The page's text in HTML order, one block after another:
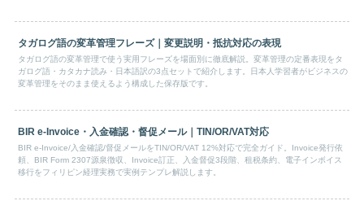
タガログ語の変革管理フレーズ｜変更説明・抵抗対応の表現
タガログ語の変革管理で使う実用フレーズを場面別に徹底解説。変革管理の定番表現をタ
ガログ語・カタカナ読み・日本語訳の3点セットで紹介します。日本人学習者がビジネスの
変革管理をそのまま使えるよう構成した保存版です。
BIR e-Invoice・入金確認・督促メール｜TIN/OR/VAT対応
BIR e-Invoice/入金確認/督促メールをTIN/OR/VAT 12%対応で完全ガイド。Invoice発行依
頼、BIR Form 2307源泉徴収、Invoice訂正、入金督促3段階、租税条約、電子インボイス
移行をフィリピン経理実務で実例テンプレ解説します。